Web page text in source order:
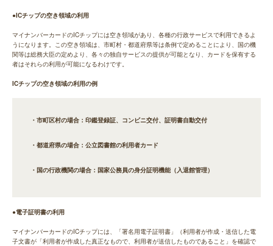
●ICチップの空き領域の利用
マイナンバーカードのICチップには空き領域があり、各種の行政サービスで利用できるよ
うになります。この空き領域は、市町村・都道府県等は条例で定めることにより、国の機
関等は総務大臣の定めより、各々の独自サービスの提供が可能となり、カードを保有する
者はそれらの利用が可能になるわけです。
ICチップの空き領域の利用の例
・市町区村の場合：印鑑登録証、コンビニ交付、証明書自動交付
・都道府県の場合：公立図書館の利用者カード
・国の行政機関の場合：国家公務員の身分証明機能（入退館管理）
●電子証明書の利用
マイナンバーカードのICチップには、「署名用電子証明書」（利用者が作成・送信した電
子文書が「利用者が作成した真正なもので、利用者が送信したものであること」を確認で